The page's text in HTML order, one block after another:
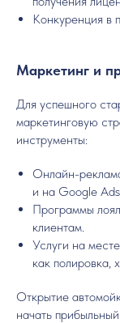
Конкуренция в
Маркетинг и
Для успешного
маркетинговую
инструменты:
Онлайн-
и на Google
Программы
клиентам.
Услуги на
как полировка,
Открытие
начать